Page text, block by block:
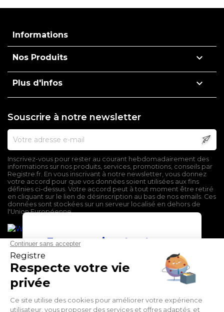
Informations
Nos Produits 
Plus d'infos 
Souscrire à notre newsletter
Inscrivez-vous pour rester au courant hebdomadairement des
informations sur nos produits, services, promotions, conseils par
Registre.fr. En vous inscrivant à notre newsletter, vous donnez
votre accord pour que vos données soient utilisées aux fins
définies ci-dessus. Votre accord peut à tout moment être retiré
en cliquant sur le lien de désinscription au bas de nos emails. Ces
données sont stockées sur un serveur localisé en dehors de
l'Union Européenne.
En poursuivant votre
navigation sur ce site,
vous devez accepter
l’utilisation et l'écriture
de Cookies.
J'accepte
Conditions générales de vente